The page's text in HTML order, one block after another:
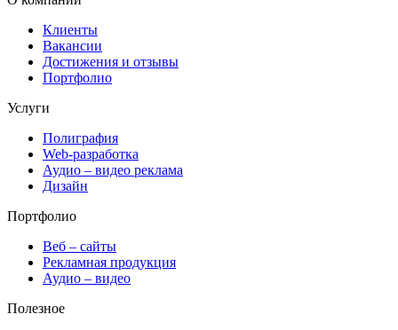
Клиенты
Вакансии
Достижения и отзывы
Портфолио
Услуги
Полиграфия
Web-разработка
Аудио – видео реклама
Дизайн
Портфолио
Веб – сайты
Рекламная продукция
Аудио – видео
Полезное